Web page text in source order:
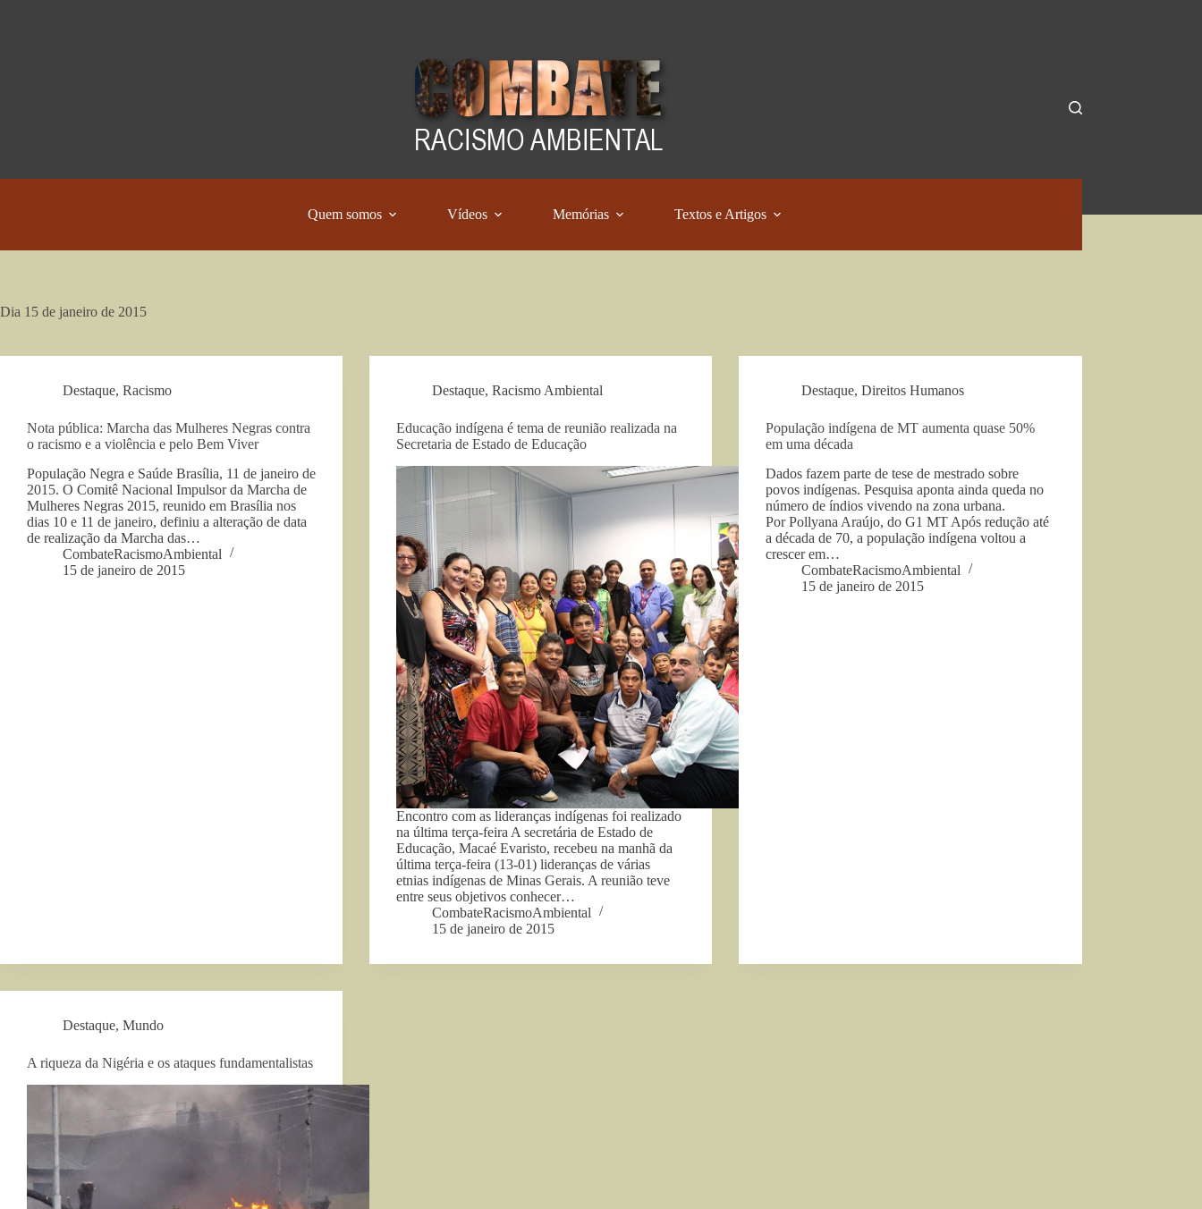
Quem somos Vídeos Memórias Textos e Artigos
Dia 15 de janeiro de 2015
Destaque, Racismo
Nota pública: Marcha das Mulheres Negras contra
o racismo e a violência e pelo Bem Viver
População Negra e Saúde Brasília, 11 de janeiro de
2015. O Comitê Nacional Impulsor da Marcha de
Mulheres Negras 2015, reunido em Brasília nos
dias 10 e 11 de janeiro, definiu a alteração de data
de realização da Marcha das…
CombateRacismoAmbiental
15 de janeiro de 2015
Destaque,Racismo Ambiental
Educação indígena é tema de reunião realizada na
Secretaria de Estado de Educação
Encontro com as lideranças indígenas foi realizado
na última terça-feira A secretária de Estado de
Educação, Macaé Evaristo, recebeu na manhã da
última terça-feira (13-01) lideranças de várias
etnias indígenas de Minas Gerais. A reunião teve
entre seus objetivos conhecer…
CombateRacismoAmbiental
15 de janeiro de 2015
Destaque,Direitos Humanos
População indígena de MT aumenta quase 50%
em uma década
Dados fazem parte de tese de mestrado sobre
povos indígenas. Pesquisa aponta ainda queda no
número de índios vivendo na zona urbana.
Por Pollyana Araújo, do G1 MT Após redução até
a década de 70, a população indígena voltou a
crescer em…
CombateRacismoAmbiental
15 de janeiro de 2015
Destaque, Mundo
A riqueza da Nigéria e os ataques fundamentalistas